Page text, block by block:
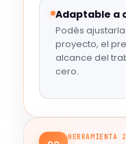
Adaptable a
Podés
proyecto, el
alcance del
cero.
HERRAMIENTA 2